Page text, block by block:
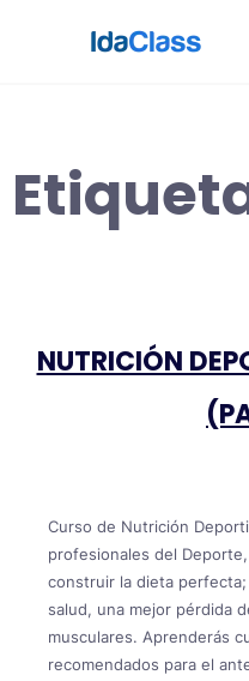
NUTRICIÓN
Curso de Nutrición
profesionales del
construir la dieta perfecta;
salud, una mejor pérdida
musculares. Aprenderás
recomendados para el